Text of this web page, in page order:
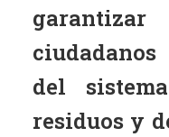
del
residuos y